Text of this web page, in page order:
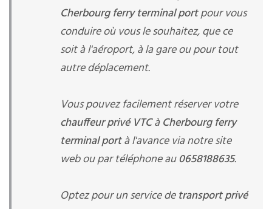
Cherbourg ferry terminal portpour vous
conduire où vous le souhaitez, que ce
soit à l'aéroport, à la gare ou pour tout
autre déplacement.
Vous pouvez facilement réserver votre
chauffeur privé VTCàCherbourg ferry
terminal portà l'avance via notre site
web ou par téléphone au0658188635.
Optez pour un service detransport privé